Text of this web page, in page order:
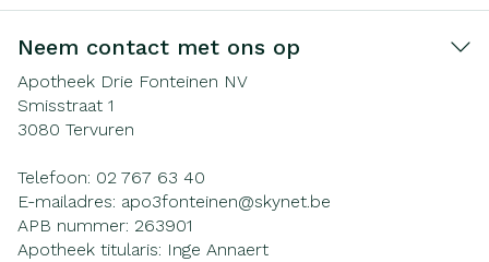
Neem contact met ons op
Apotheek Drie Fonteinen NV
Smisstraat 1
3080 Tervuren
Telefoon: 02 767 63 40
E-mailadres: apo3fonteinen@skynet.be
APB nummer: 263901
Apotheek titularis: Inge Annaert